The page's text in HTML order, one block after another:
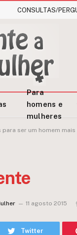
CONSULTAS/
Para
homens e
mulheres
para ser um homem
11 agosto 2015
Twitter